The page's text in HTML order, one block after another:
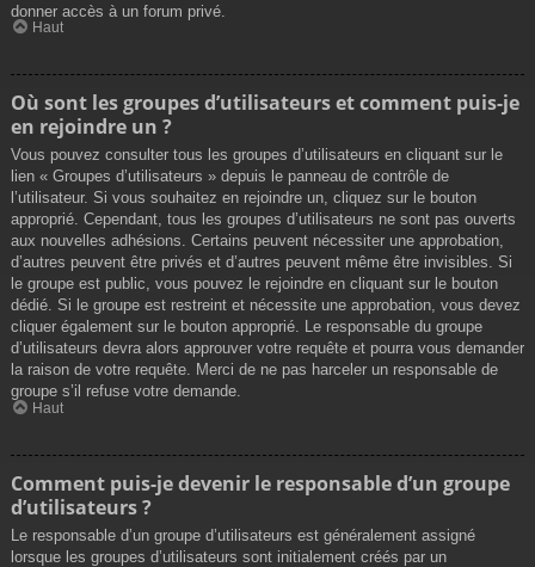
donner accès à un forum privé.
Haut
Où sont les groupes d’utilisateurs et comment puis-je
en rejoindre un ?
Vous pouvez consulter tous les groupes d’utilisateurs en cliquant sur le
lien « Groupes d’utilisateurs » depuis le panneau de contrôle de
l’utilisateur. Si vous souhaitez en rejoindre un, cliquez sur le bouton
approprié. Cependant, tous les groupes d’utilisateurs ne sont pas ouverts
aux nouvelles adhésions. Certains peuvent nécessiter une approbation,
d’autres peuvent être privés et d’autres peuvent même être invisibles. Si
le groupe est public, vous pouvez le rejoindre en cliquant sur le bouton
dédié. Si le groupe est restreint et nécessite une approbation, vous devez
cliquer également sur le bouton approprié. Le responsable du groupe
d’utilisateurs devra alors approuver votre requête et pourra vous demander
la raison de votre requête. Merci de ne pas harceler un responsable de
groupe s’il refuse votre demande.
Haut
Comment puis-je devenir le responsable d’un groupe
d’utilisateurs ?
Le responsable d’un groupe d’utilisateurs est généralement assigné
lorsque les groupes d’utilisateurs sont initialement créés par un